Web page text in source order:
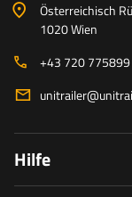
Österreichisch
1020 Wien
+43 720 775899
Hilfe